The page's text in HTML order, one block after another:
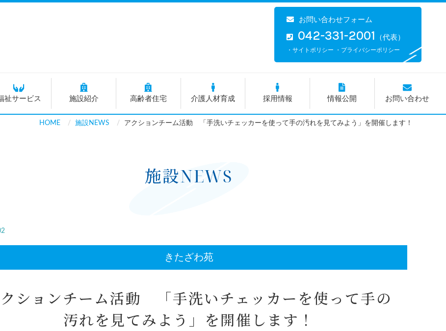
お問い合わせフォーム
042-331-2001 （代表）
・サイトポリシー ・プライバシーポリシー
祉サービス 施設紹介 高齢者住宅 介護人材育成 採用情報 情報公開 お問い合わせ
HOME 施設NEWS アクションチーム活動 「手洗いチェッカーを使って手の汚れを見てみよう」を開催します！
施設NEWS
きたざわ苑
ションチーム活動 「手洗いチェッカーを使って手の
汚れを見てみよう」を開催します！